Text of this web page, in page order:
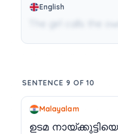
English
SENTENCE 9 OF 10
Malayalam
ഉടമ നായ്ക്കുട്ടിയെ